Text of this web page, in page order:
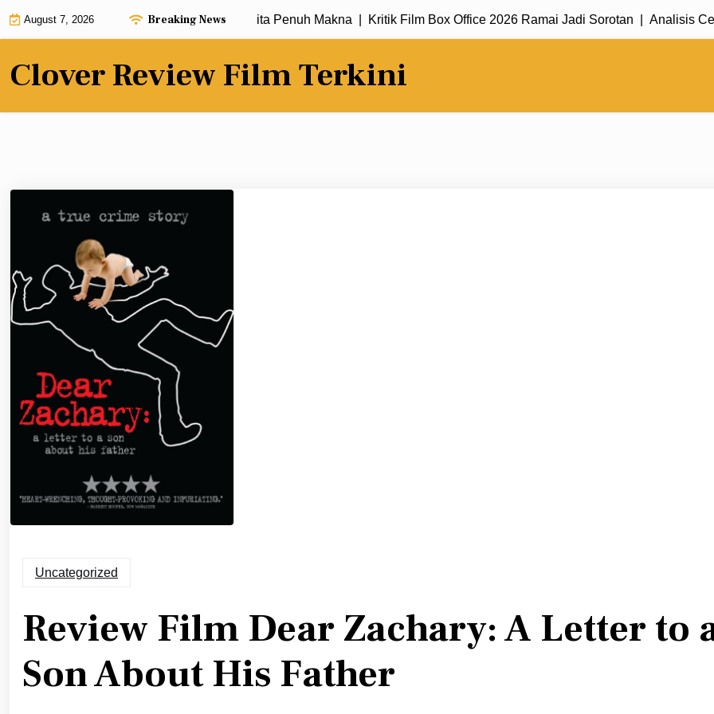
August 7, 2026 Breaking News
Review Film Terbaru dengan Alur Cerita Penuh Makna |Kritik Film Box Office 2026 Ramai Jadi Sorotan |Analisis Cerita
Clover Review Film Terkini
Uncategorized
Review Film Dear Zachary: A Letter to
Son About His Father